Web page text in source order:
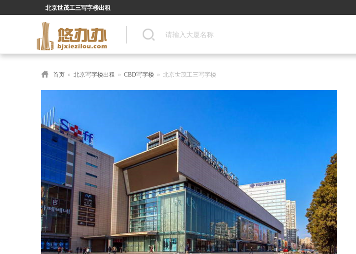
北京世茂工三写字楼出租
首页 » 北京写字楼出租 » CBD写字楼 » 北京世茂工三写字楼